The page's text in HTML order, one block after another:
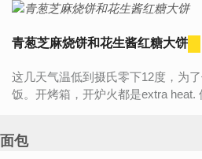
青葱芝麻烧饼和花生酱红糖大饼
这几天气温低到摄氏零下12度，为
饭。开烤箱，开炉火都是extra heat.
面包